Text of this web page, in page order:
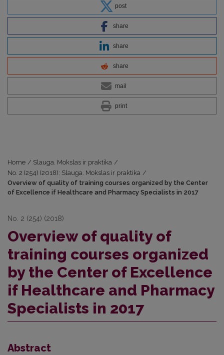
post
share
share
share
mail
print
Home / Slauga. Mokslas ir praktika /
No. 2 (254) (2018): Slauga. Mokslas ir praktika /
Overview of quality of training courses organized by the Center
of Excellence if Healthcare and Pharmacy Specialists in 2017
No. 2 (254) (2018)
Overview of quality of
training courses organized
by the Center of Excellence
if Healthcare and Pharmacy
Specialists in 2017
Abstract